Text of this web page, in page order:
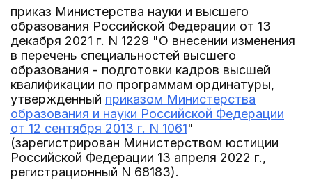
приказ Министерства науки и высшего
образования Российской Федерации от 13
декабря 2021 г. N 1229 "О внесении изменения
в перечень специальностей высшего
образования - подготовки кадров высшей
квалификации по программам ординатуры,
утвержденный приказом Министерства
образования и науки Российской Федерации
от 12 сентября 2013 г. N 1061"
(зарегистрирован Министерством юстиции
Российской Федерации 13 апреля 2022 г.,
регистрационный N 68183).